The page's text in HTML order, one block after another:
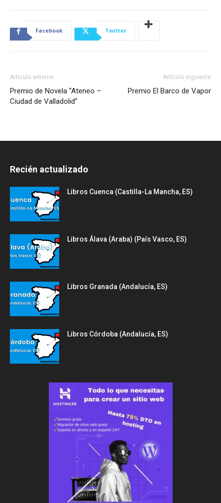
Facebook Twitter
Artículo anterior
Premio de Novela “Ateneo –
Ciudad de Valladolid”
Artículo siguiente
Premio El Barco de Vapor
Recién actualizado
Libros Cuenca (Castilla-La Mancha, ES)
Libros Álava (Araba) (País Vasco, ES)
Libros Granada (Andalucía, ES)
Libros Córdoba (Andalucía, ES)